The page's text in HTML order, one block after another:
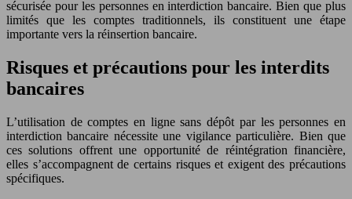
sécurisée pour les personnes en interdiction bancaire. Bien que plus
limités que les comptes traditionnels, ils constituent une étape
importante vers la réinsertion bancaire.
Risques et précautions pour les interdits
bancaires
L’utilisation de comptes en ligne sans dépôt par les personnes en
interdiction bancaire nécessite une vigilance particulière. Bien que
ces solutions offrent une opportunité de réintégration financière,
elles s’accompagnent de certains risques et exigent des précautions
spécifiques.